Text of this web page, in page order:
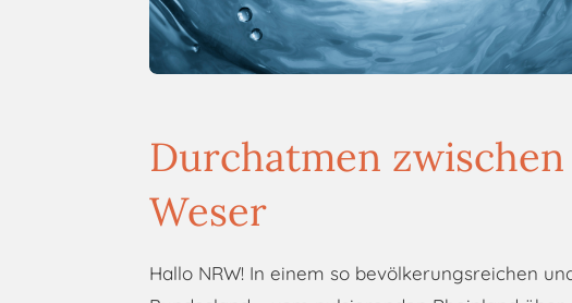
Durchatmen
Weser
Hallo NRW! In einem so bevölkerungsreichen